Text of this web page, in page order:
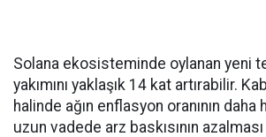
Solana ekosisteminde oylanan yeni
yakımını yaklaşık 14 kat artırabilir.
halinde ağın enflasyon oranının daha
uzun vadede arz baskısının